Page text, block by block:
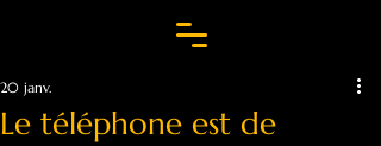
Le téléphone est de
20 janv.